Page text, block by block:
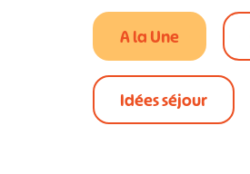
A la Une
Idées séjour